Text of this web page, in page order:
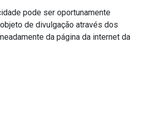
pode ser oportunamente
de divulgação através dos
da página da internet da